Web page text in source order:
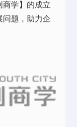
商学】的成立
问题，助力企